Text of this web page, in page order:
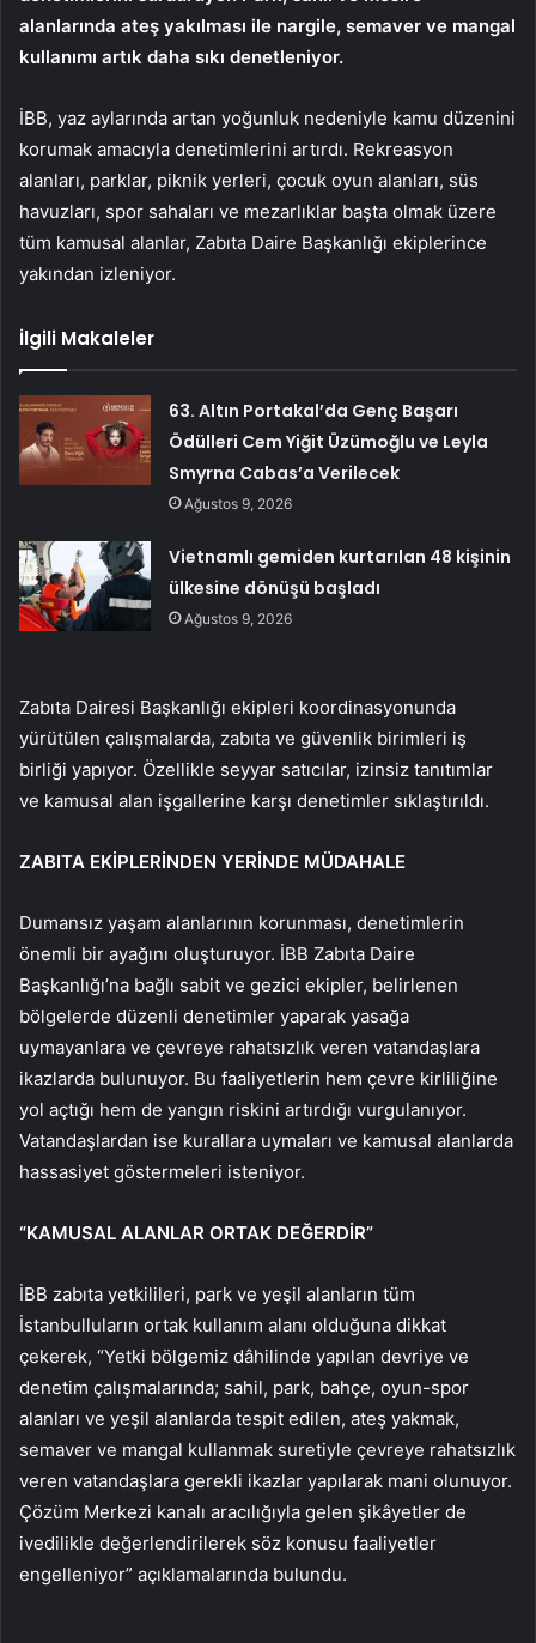
alanlarında ateş yakılması ile nargile, semaver ve mangal
kullanımı artık daha sıkı denetleniyor.
İBB, yaz aylarında artan yoğunluk nedeniyle kamu düzenini
korumak amacıyla denetimlerini artırdı. Rekreasyon
alanları, parklar, piknik yerleri, çocuk oyun alanları, süs
havuzları, spor sahaları ve mezarlıklar başta olmak üzere
tüm kamusal alanlar, Zabıta Daire Başkanlığı ekiplerince
yakından izleniyor.
İlgili Makaleler
63. Altın Portakal’da Genç Başarı
Ödülleri Cem Yiğit Üzümoğlu ve Leyla
Smyrna Cabas’a Verilecek
Ağustos 9, 2026
Vietnamlı gemiden kurtarılan 48 kişinin
ülkesine dönüşü başladı
Ağustos 9, 2026
Zabıta Dairesi Başkanlığı ekipleri koordinasyonunda
yürütülen çalışmalarda, zabıta ve güvenlik birimleri iş
birliği yapıyor. Özellikle seyyar satıcılar, izinsiz tanıtımlar
ve kamusal alan işgallerine karşı denetimler sıklaştırıldı.
ZABITA EKİPLERİNDEN YERİNDE MÜDAHALE
Dumansız yaşam alanlarının korunması, denetimlerin
önemli bir ayağını oluşturuyor. İBB Zabıta Daire
Başkanlığı’na bağlı sabit ve gezici ekipler, belirlenen
bölgelerde düzenli denetimler yaparak yasağa
uymayanlara ve çevreye rahatsızlık veren vatandaşlara
ikazlarda bulunuyor. Bu faaliyetlerin hem çevre kirliliğine
yol açtığı hem de yangın riskini artırdığı vurgulanıyor.
Vatandaşlardan ise kurallara uymaları ve kamusal alanlarda
hassasiyet göstermeleri isteniyor.
“KAMUSAL ALANLAR ORTAK DEĞERDİR”
İBB zabıta yetkilileri, park ve yeşil alanların tüm
İstanbulluların ortak kullanım alanı olduğuna dikkat
çekerek, “Yetki bölgemiz dâhilinde yapılan devriye ve
denetim çalışmalarında; sahil, park, bahçe, oyun-spor
alanları ve yeşil alanlarda tespit edilen, ateş yakmak,
semaver ve mangal kullanmak suretiyle çevreye rahatsızlık
veren vatandaşlara gerekli ikazlar yapılarak mani olunuyor.
Çözüm Merkezi kanalı aracılığıyla gelen şikâyetler de
ivedilikle değerlendirilerek söz konusu faaliyetler
engelleniyor” açıklamalarında bulundu.